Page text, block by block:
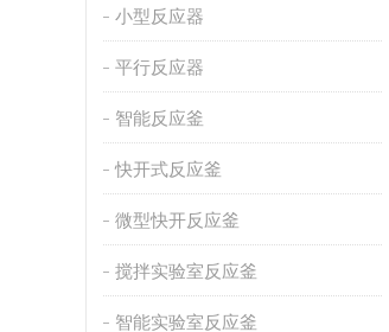
小型反应器
平行反应器
智能反应釜
快开式反应釜
微型快开反应釜
搅拌实验室反应釜
智能实验室反应釜